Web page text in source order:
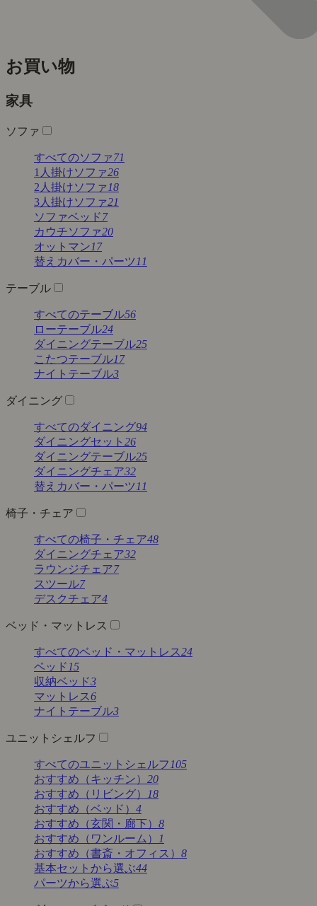
お買い物
家具
ソファ
すべてのソファ71
1人掛けソファ26
2人掛けソファ 18
3人掛けソファ21
ソファベッド7
カウチソファ20
オットマン17
替えカバー・パーツ 11
テーブル
すべてのテーブル56
ローテーブル24
ダイニングテーブル25
こたつテーブル17
ナイトテーブル3
ダイニング
すべてのダイニング94
ダイニングセット 26
ダイニングテーブル25
ダイニングチェア32
替えカバー・パーツ 11
椅子・チェア
すべての椅子・チェア48
ダイニングチェア32
ラウンジチェア7
スツール7
デスクチェア4
ベッド・マットレス
すべてのベッド・マットレス24
ベッド 15
収納ベッド3
マットレス6
ナイトテーブル3
ユニットシェルフ
すべてのユニットシェルフ 105
おすすめ（キッチン） 20
おすすめ（リビング）
18
おすすめ（ベッド） 4
おすすめ（玄関・廊下） 8
おすすめ（ワンルーム）
1
おすすめ（書斎・オフィス） 8
基本セットから選ぶ44
パーツから選ぶ5